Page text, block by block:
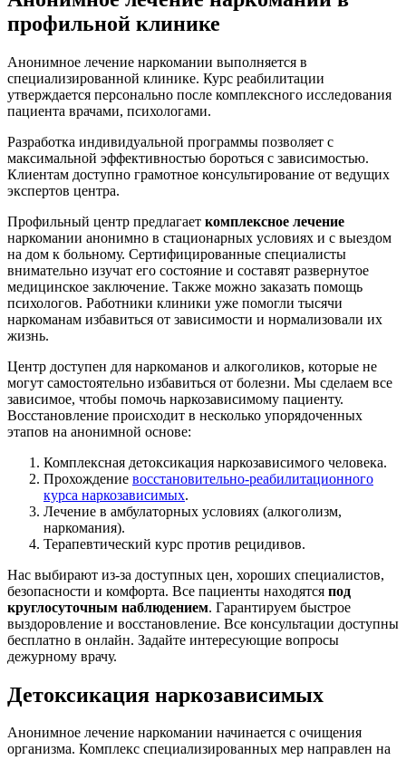
профильной клинике
Анонимное лечение наркомании выполняется в
специализированной клинике. Курс реабилитации
утверждается персонально после комплексного исследования
пациента врачами, психологами.
Разработка индивидуальной программы позволяет с
максимальной эффективностью бороться с зависимостью.
Клиентам доступно грамотное консультирование от ведущих
экспертов центра.
Профильный центр предлагает комплексное лечение
наркомании анонимно в стационарных условиях и с выездом
на дом к больному. Сертифицированные специалисты
внимательно изучат его состояние и составят развернутое
медицинское заключение. Также можно заказать помощь
психологов. Работники клиники уже помогли тысячи
наркоманам избавиться от зависимости и нормализовали их
жизнь.
Центр доступен для наркоманов и алкоголиков, которые не
могут самостоятельно избавиться от болезни. Мы сделаем все
зависимое, чтобы помочь наркозависимому пациенту.
Восстановление происходит в несколько упорядоченных
этапов на анонимной основе:
Комплексная детоксикация наркозависимого человека.
Прохождение восстановительно-реабилитационного
курса наркозависимых.
Лечение в амбулаторных условиях (алкоголизм,
наркомания).
Терапевтический курс против рецидивов.
Нас выбирают из-за доступных цен, хороших специалистов,
безопасности и комфорта. Все пациенты находятся под
круглосуточным наблюдением. Гарантируем быстрое
выздоровление и восстановление. Все консультации доступны
бесплатно в онлайн. Задайте интересующие вопросы
дежурному врачу.
Детоксикация наркозависимых
Анонимное лечение наркомании начинается с очищения
организма. Комплекс специализированных мер направлен на